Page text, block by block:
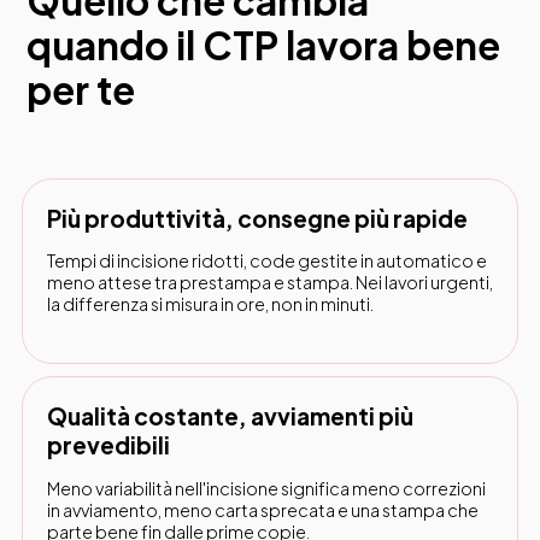
quando il CTP lavora bene
per te
Più produttività, consegne più rapide
Tempi di incisione ridotti, code gestite in automatico e
meno attese tra prestampa e stampa. Nei lavori urgenti,
la differenza si misura in ore, non in minuti.
Qualità costante, avviamenti più
prevedibili
Meno variabilità nell'incisione significa meno correzioni
in avviamento, meno carta sprecata e una stampa che
parte bene fin dalle prime copie.